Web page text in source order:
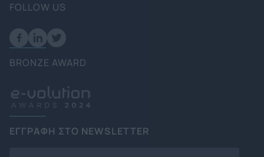
FOLLOW US
BRONZE AWARD
ΕΓΓΡΑΦΗ ΣΤΟ NEWSLETTER